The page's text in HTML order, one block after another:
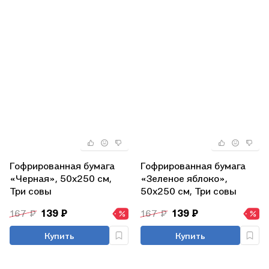
Гофрированная бумага
«Черная», 50х250 см,
Три совы
167 ₽ 139 ₽
Купить
Гофрированная бумага
«Зеленое яблоко»,
50х250 см, Три совы
167 ₽ 139 ₽
Купить